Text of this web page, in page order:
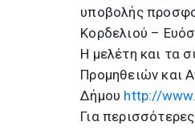
υποβολής
Κορδελιού –
Η μελέτη και τα
Προμηθειών και
Δήμου http://
Για